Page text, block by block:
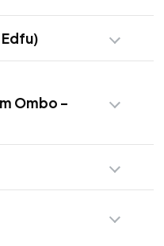
Ombo –